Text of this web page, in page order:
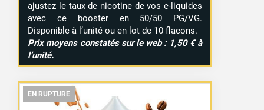
ajustez le taux de nicotine de vos e-liquides
avec ce booster en 50/50 PG/VG.
Disponible à l’unité ou en lot de 10 flacons.
Prix moyens constatés sur le web : 1,50 € à
l’unité.
EN RUPTURE
EN RUPTURE
EN RUPTURE